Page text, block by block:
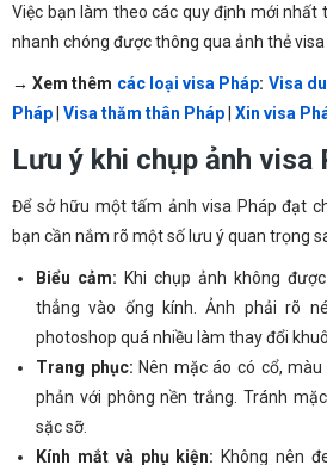
Việc bạn làm theo các quy định mới nhất
nhanh chóng được thông qua ảnh thẻ visa
→ Xem thêm các loại visa Pháp: Visa
Pháp| Visa thăm thân Pháp| Xin visa
Lưu ý khi chụp ảnh visa
Để sở hữu một tấm ảnh visa Pháp đạt
bạn cần nắm rõ một số lưu ý quan trọng
Biểu cảm: Khi chụp ảnh không
thẳng vào ống kính. Ảnh phải rõ
photoshop quá nhiều làm thay đổi
Trang phục: Nên mặc áo có cổ,
phản với phông nền trắng. Tránh
sặc sỡ.
Kính mắt và phụ kiện: Không nên